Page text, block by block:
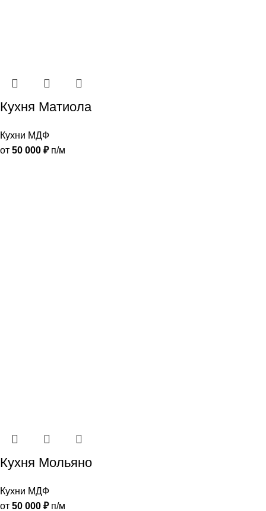
Кухня Матиола
Кухни МДФ
от 50 000 ₽п/м
Кухня Мольяно
Кухни МДФ
от 50 000 ₽п/м